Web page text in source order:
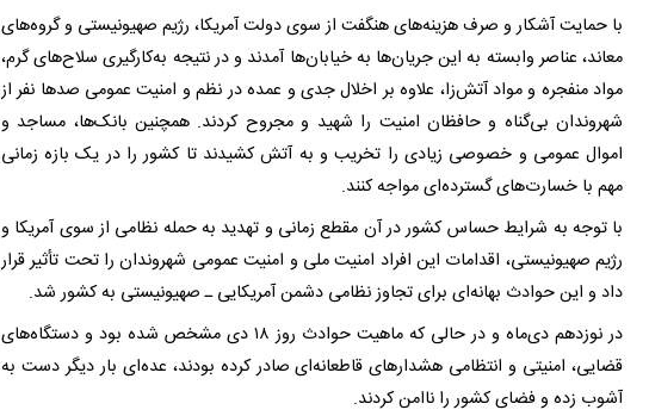
با حمایت آشکار و صرف هزینه‌های هنگفت از سوی دولت آمریکا، رژیم صهیونیستی و گروه‌های
معاند، عناصر وابسته به این جریان‌ها به خیابان‌ها آمدند و در نتیجه به‌کارگیری سلاح‌های گرم،
مواد منفجره و مواد آتش‌زا، علاوه بر اخلال جدی و عمده در نظم و امنیت عمومی صد‌ها نفر از
شهروندان بی‌گناه و حافظان امنیت را شهید و مجروح کردند. همچنین بانک‌ها، مساجد و
اموال عمومی و خصوصی زیادی را تخریب و به آتش کشیدند تا کشور را در یک بازه زمانی
مهم با خسارت‌های گسترده‌ای مواجه کنند.
با توجه به شرایط حساس کشور در آن مقطع زمانی و تهدید به حمله نظامی از سوی آمریکا و
رژیم صهیونیستی، اقدامات این افراد امنیت ملی و امنیت عمومی شهروندان را تحت تأثیر قرار
داد و این حوادث بهانه‌ای برای تجاوز نظامی دشمن آمریکایی ـ صهیونیستی به کشور شد.
در نوزدهم دی‌ماه و در حالی که ماهیت حوادث روز ۱۸ دی مشخص شده بود و دستگاه‌های
قضایی، امنیتی و انتظامی هشدار‌های قاطعانه‌ای صادر کرده بودند، عده‌ای بار دیگر دست به
آشوب زده و فضای کشور را ناامن کردند.